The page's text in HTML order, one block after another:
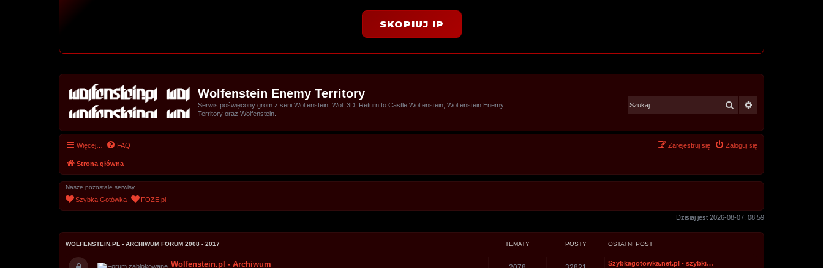
SKOPIUJ IP
Wolfenstein Enemy Territory
Serwis poświęcony grom z serii Wolfenstein: Wolf 3D, Return to Castle Wolfenstein, Wolfenstein Enemy
Territory oraz Wolfenstein.
Szukaj
Więcej… FAQ Zaloguj się
Zarejestruj się
Strona główna
Nasze pozostałe serwisy
Szybka Gotówka FOZE.pl
Dzisiaj jest 2026-08-07, 08:59
WOLFENSTEIN.PL - ARCHIWUM FORUM 2008 - 2017 TEMATY POSTY OSTATNI POST
Wolfenstein.pl - Archiwum
Szybkagotowka.net.pl - szybki…